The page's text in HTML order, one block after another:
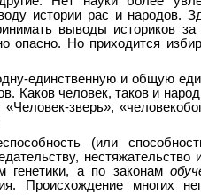
истории рас и народов.
выводы историков
опасно. Но приходится
единственную и общую
Каков человек, таков и
зверь»,
(или
генетики, а по законам
Происхождение многих